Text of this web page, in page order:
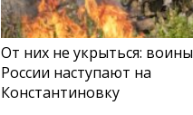
От них не укрыться: воины
России наступают на
Константиновку